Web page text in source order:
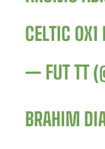
CELTIC
— FUT TT
BRAHIM